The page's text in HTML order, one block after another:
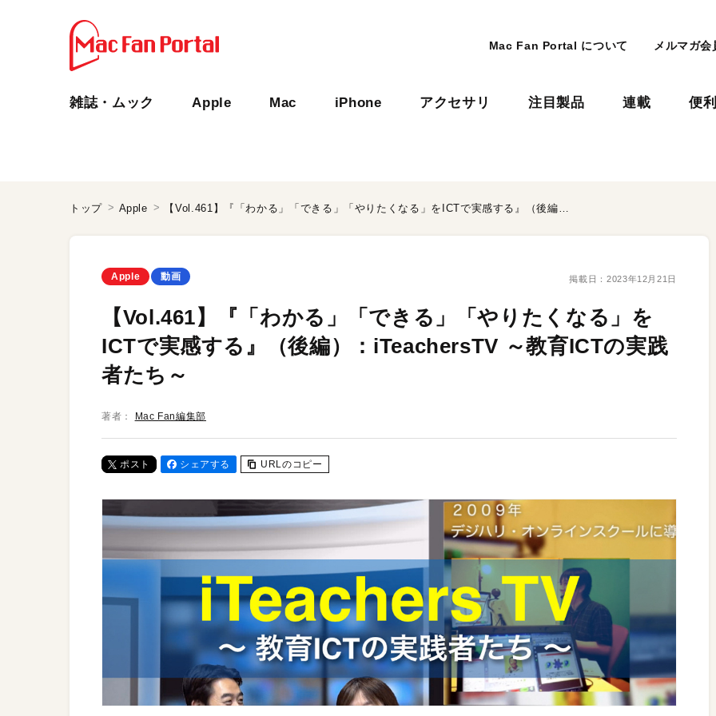
Mac Fan Portal について メルマガ会
雑誌・ムック Apple Mac iPhone アクセサリ 注目製品 連載 便
トップ Apple 【Vol.461】『「わかる」「できる」「やりたくなる」をICTで実感する』（後編）：iTeachersTV ～教育ICTの実践者たち～
Apple 動画 掲載日： 2023年12月21日
【Vol.461】『「わかる」「できる」「やりたくなる」を
ICTで実感する』（後編）：iTeachersTV ～教育ICTの実践
者たち～
著者： Mac Fan編集部
ポスト シェアする URLのコピー